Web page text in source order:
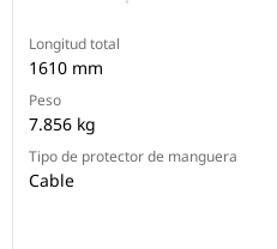
Longitud total
1610 mm
Peso
7.856 kg
Tipo de protector de manguera
Cable